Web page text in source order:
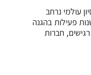
עולמי נרחב
במהלך למעלה מ-40 שנות פעילות בהגנה
חברות